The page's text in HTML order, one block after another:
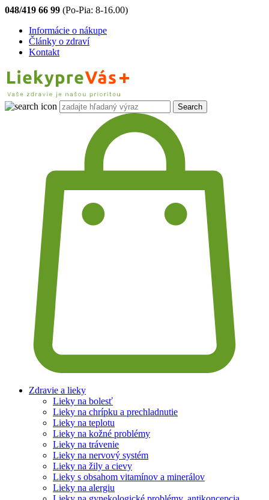
048/419 66 99 (Po-Pia: 8-16.00)
Informácie o nákupe
Články o zdraví
Kontakt
Zdravie a lieky
Lieky na bolesť
Lieky na chrípku a prechladnutie
Lieky na teplotu
Lieky na kožné problémy
Lieky na trávenie
Lieky na nervový systém
Lieky na žily a cievy
Lieky s obsahom vitamínov a minerálov
Lieky na alergiu